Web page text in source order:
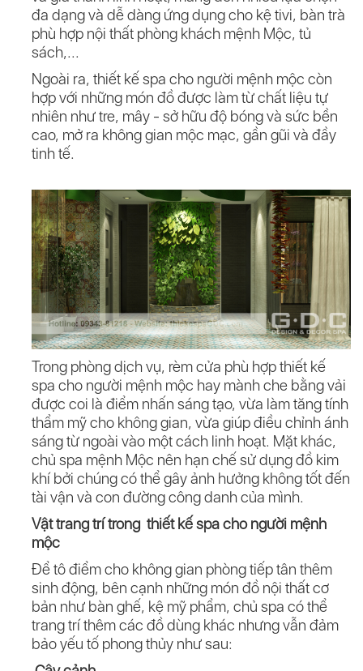
đa dạng và dễ dàng ứng dụng cho kệ tivi, bàn trà
phù hợp nội thất phòng khách mệnh Mộc, tủ
sách,...
Ngoài ra, thiết kế spa cho người mệnh mộc còn
hợp với những món đồ được làm từ chất liệu tự
nhiên như tre, mây - sở hữu độ bóng và sức bền
cao, mở ra không gian mộc mạc, gần gũi và đầy
tinh tế.
Trong phòng dịch vụ, rèm cửa phù hợp thiết kế
spa cho người mệnh mộc hay mành che bằng vải
được coi là điểm nhấn sáng tạo, vừa làm tăng tính
thẩm mỹ cho không gian, vừa giúp điều chỉnh ánh
sáng từ ngoài vào một cách linh hoạt. Mặt khác,
chủ spa mệnh Mộc nên hạn chế sử dụng đồ kim
khí bởi chúng có thể gây ảnh hưởng không tốt đến
tài vận và con đường công danh của mình.
Vật trang trí trong thiết kế spa cho người mệnh
mộc
Để tô điểm cho không gian phòng tiếp tân thêm
sinh động, bên cạnh những món đồ nội thất cơ
bản như bàn ghế, kệ mỹ phẩm, chủ spa có thể
trang trí thêm các đồ dùng khác nhưng vẫn đảm
bảo yếu tố phong thủy như sau: